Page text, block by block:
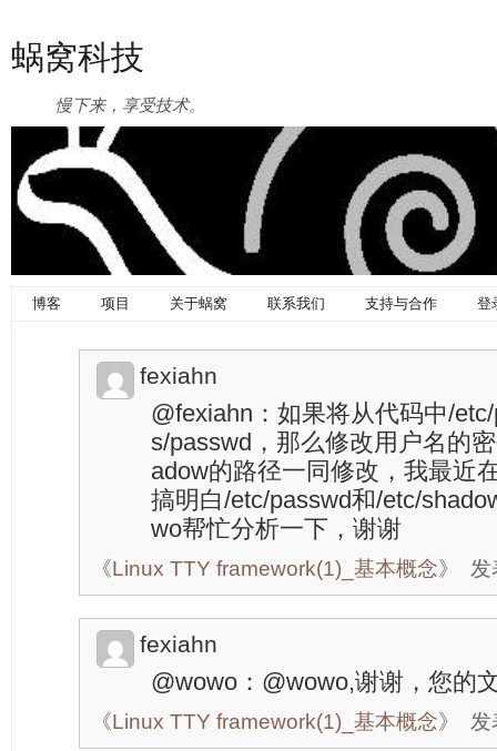
蜗窝科技
慢下来，享受技术。
博客 项目 关于蜗窝 联系我们 支持与合作 登
fexiahn
@fexiahn：如果将从代码中/
s/passwd，那么修改用户名的
adow的路径一同修改，我最近
搞明白/etc/passwd和/etc/
wo帮忙分析一下，谢谢
《Linux TTY framework(1)_基本概念》 发
fexiahn
@wowo：@wowo,谢谢，您的
《Linux TTY framework(1)_基本概念》 发